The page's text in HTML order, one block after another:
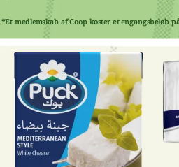
*Et medlemskab af Coop koster et engangsbeløb